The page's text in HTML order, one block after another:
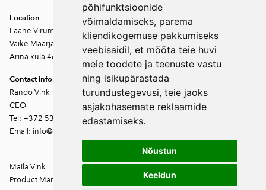
põhifunktsioonide
võimaldamiseks, parema
kliendikogemuse pakkumiseks
veebisaidil, et mõõta teie huvi
meie toodete ja teenuste vastu
ning isikupärastada
turundustegevusi, teie jaoks
asjakohasemate reklaamide
edastamiseks.
Nõustun
Keeldun
Location
Lääne-Virumaa
Väike-Maarja vald
Ärina küla 46202
Contact information
Rando Vink
CEO
Tel: +372 53444844
Email: info@ebakudoonia.ee
Maila Vink
Product Manager